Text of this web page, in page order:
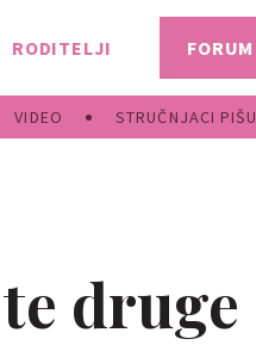
RODITELJI
VIDEO STRUČNJACI PIŠU
FORUM
druge